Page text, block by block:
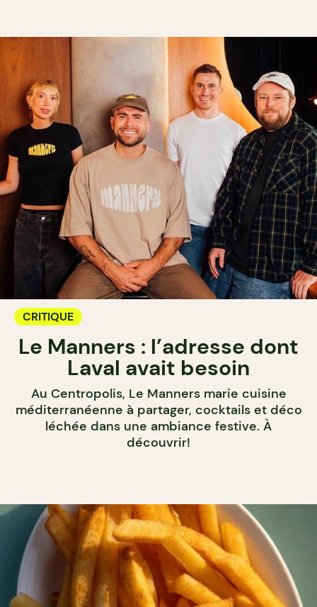
CRITIQUE
Le Manners : l’adresse dont
Laval avait besoin
Au Centropolis, Le Manners marie cuisine
méditerranéenne à partager, cocktails et déco
léchée dans une ambiance festive. À
découvrir!